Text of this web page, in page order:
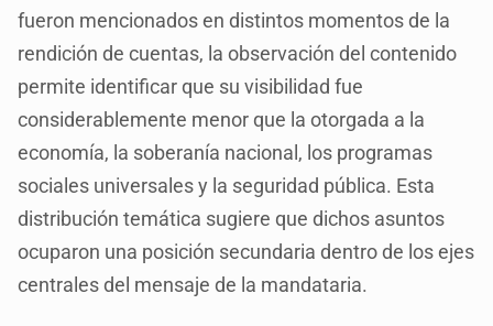
fueron mencionados en distintos momentos de la
rendición de cuentas, la observación del contenido
permite identificar que su visibilidad fue
considerablemente menor que la otorgada a la
economía, la soberanía nacional, los programas
sociales universales y la seguridad pública. Esta
distribución temática sugiere que dichos asuntos
ocuparon una posición secundaria dentro de los ejes
centrales del mensaje de la mandataria.